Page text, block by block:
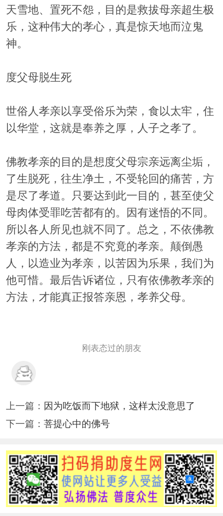
天雪地、置死不怨，目的是救拔母亲超生极
乐，这种伟大的孝心，真是惊天地而泣鬼
神。
度父母脱生死
世俗人孝亲以享受俗乐为荣，食以太牢，住
以华堂，这就是奉养之厚，人子之孝了。
佛教孝亲的目的是想度父母宗亲远离尘垢，
了生脱死，往生净土，不受轮回的痛苦，方
是尽了孝道。只要达到此一目的，甚至使父
母肉体受罪吃苦都有的。因有迷悟的不同。
所以各人所见也就不同了。总之，不依佛教
孝亲的方法，都是不究竟的孝亲。颠倒愚
人，以造业为孝亲，以苦因为乐果，我们为
他可惜。最后告诉诸位，只有依佛教孝亲的
方法，才能真正报答亲恩，孝养父母。
刚表态过的朋友
上一篇： 因为吃饭而下地狱，这样太没意思了
下一篇： 菩提心中的佛号